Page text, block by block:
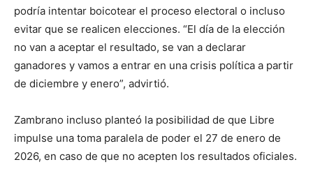
podría intentar boicotear el proceso electoral o incluso
evitar que se realicen elecciones. “El día de la elección
no van a aceptar el resultado, se van a declarar
ganadores y vamos a entrar en una crisis política a partir
de diciembre y enero”, advirtió.
Zambrano incluso planteó la posibilidad de que Libre
impulse una toma paralela de poder el 27 de enero de
2026, en caso de que no acepten los resultados oficiales.